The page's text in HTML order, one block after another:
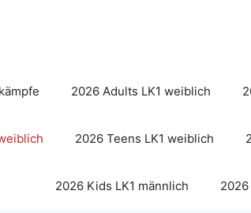
2026 Adults LK1 weiblich
2026 Teens LK1 weiblich
2026 Kids LK1 männlich